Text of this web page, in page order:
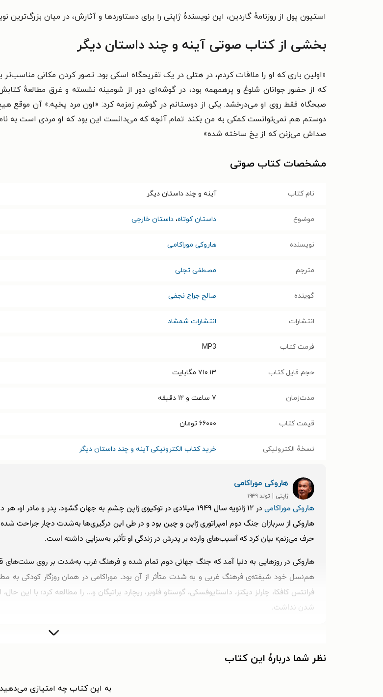
استیون پول از روزنامهٔ گاردین، این نویسندۀ ژاپنی را برای دستاوردها و آثارش، در میان بزرگ‌ترین
بخشی از کتاب صوتی آینه و چند داستان دیگر
«اولین باری که او را ملاقات کردم، در هتلی در یک تفریحگاه اسکی بود. تصور کردن مکانی
که از حضور جوانان شلوغ و پرهمهمه بود، در گوشه‌ای دور از شومینه نشسته و غرق مطالعهٔ
صبحگاه فقط روی او می‌درخشد. یکی از دوستانم در گوشم زمزمه کرد: «اون مرد یخیه.» آن
دوستم هم نمی‌توانست کمکی به من بکند. تمام آنچه که می‌دانست این بود که او مردی است به
صداش می‌زنن که از یخ ساخته شده»
مشخصات کتاب صوتی
نام کتاب آینه و چند داستان دیگر
موضوع داستان کوتاه، داستان خارجی
نویسنده هاروکی موراکامی
مترجم مصطفی تجلی
گوینده صالح جراح نجفی
انتشارات انتشارات شمشاد
فرمت کتاب MP3
حجم فایل کتاب ۷۱۰.۱۳ مگابایت
مدت‌زمان ۷ ساعت و ۱۲ دقیقه
قیمت کتاب ۶۶۰۰۰ تومان
نسخۀ الکترونیکی خرید کتاب الکترونیکی آینه و چند داستان دیگر
هاروکی موراکامی
ژاپنی | تولد ۱۹۴۹
هاروکی موراکامی
در ۱۲ ژانویه سال ۱۹۴۹ میلادی در توکیوی ژاپن چشم به جهان گشود. پدر و
هاروکی از سربازان جنگ دوم امپراتوری ژاپن و چین بود و در طی این درگیری‌ها به‌شدت دچار جراحت شده
حرف می‌زنم» بیان کرد که آسیب‌های وارده بر پدرش در زندگی او تأثیر به‌سزایی داشته است.
هاروکی در روزهایی به دنیا آمد که جنگ جهانی دوم تمام شده و فرهنگ غرب به‌شدت بر روی سنت‌های
هم‌نسل خود شیفته‌ی فرهنگ غربی و به شدت متأثر از آن بود. موراکامی در همان روزگار کودکی به
فرانتس کافکا، چارلز دیکنز، داستایوفسکی، گوستاو فلوبر، ریچارد براتیگان و... را مطالعه کرد؛ با این
شدن نداشت.
علاقه‌ی موراکامی به موسیقی جاز نشأت می‌گرفت، زمینه‌ی آشنایی با افراد مختلف با انواع طرز فکر و دیدگاه
این نویسنده در مورد سختی‌هایی که در طول زندگی‌اش کشیده این‌گونه می‌گوید: «من در حالی ازدواج
نظر شما دربارهٔ این کتاب
به این کتاب چه امتیازی